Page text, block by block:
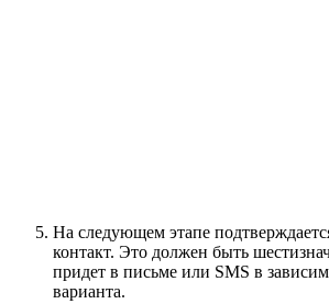
На следующем этапе
контакт. Это должен быть
придет в письме или SMS в
варианта.